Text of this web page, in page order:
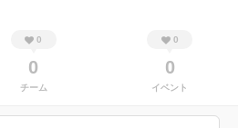
0
0
チーム
0
0
イベント